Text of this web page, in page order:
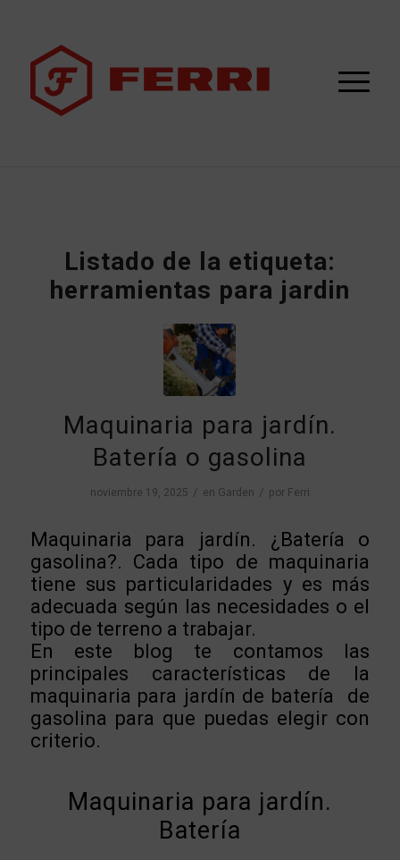
Listado de la etiqueta:
herramientas para jardin
Maquinaria para jardín.
Batería o gasolina
noviembre 19, 2025 / en Garden / por Ferri
Maquinaria para jardín. ¿Batería o
gasolina?. Cada tipo de maquinaria
tiene sus particularidades y es más
adecuada según las necesidades o el
tipo de terreno a trabajar.
En este blog te contamos las
principales características de la
maquinaria para jardín de batería de
gasolina para que puedas elegir con
criterio.
Maquinaria para jardín.
Batería